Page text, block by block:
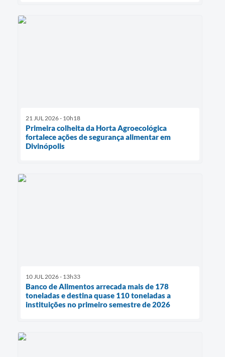
21 JUL 2026 - 10h18
Primeira colheita da Horta Agroecológica
fortalece ações de segurança alimentar em
Divinópolis
10 JUL 2026 - 13h33
Banco de Alimentos arrecada mais de 178
toneladas e destina quase 110 toneladas a
instituições no primeiro semestre de 2026